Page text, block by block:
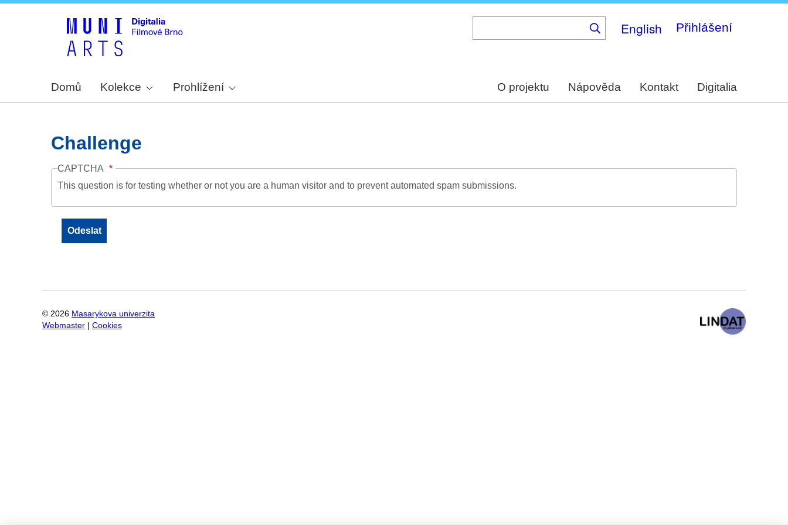
English Přihlášení
Domů Kolekce Prohlížení O projektu Nápověda Kontakt Digitalia
Challenge
CAPTCHA
This question is for testing whether or not you are a human visitor and to prevent automated spam submissions.
© 2026 Masarykova univerzita
Webmaster
Cookies